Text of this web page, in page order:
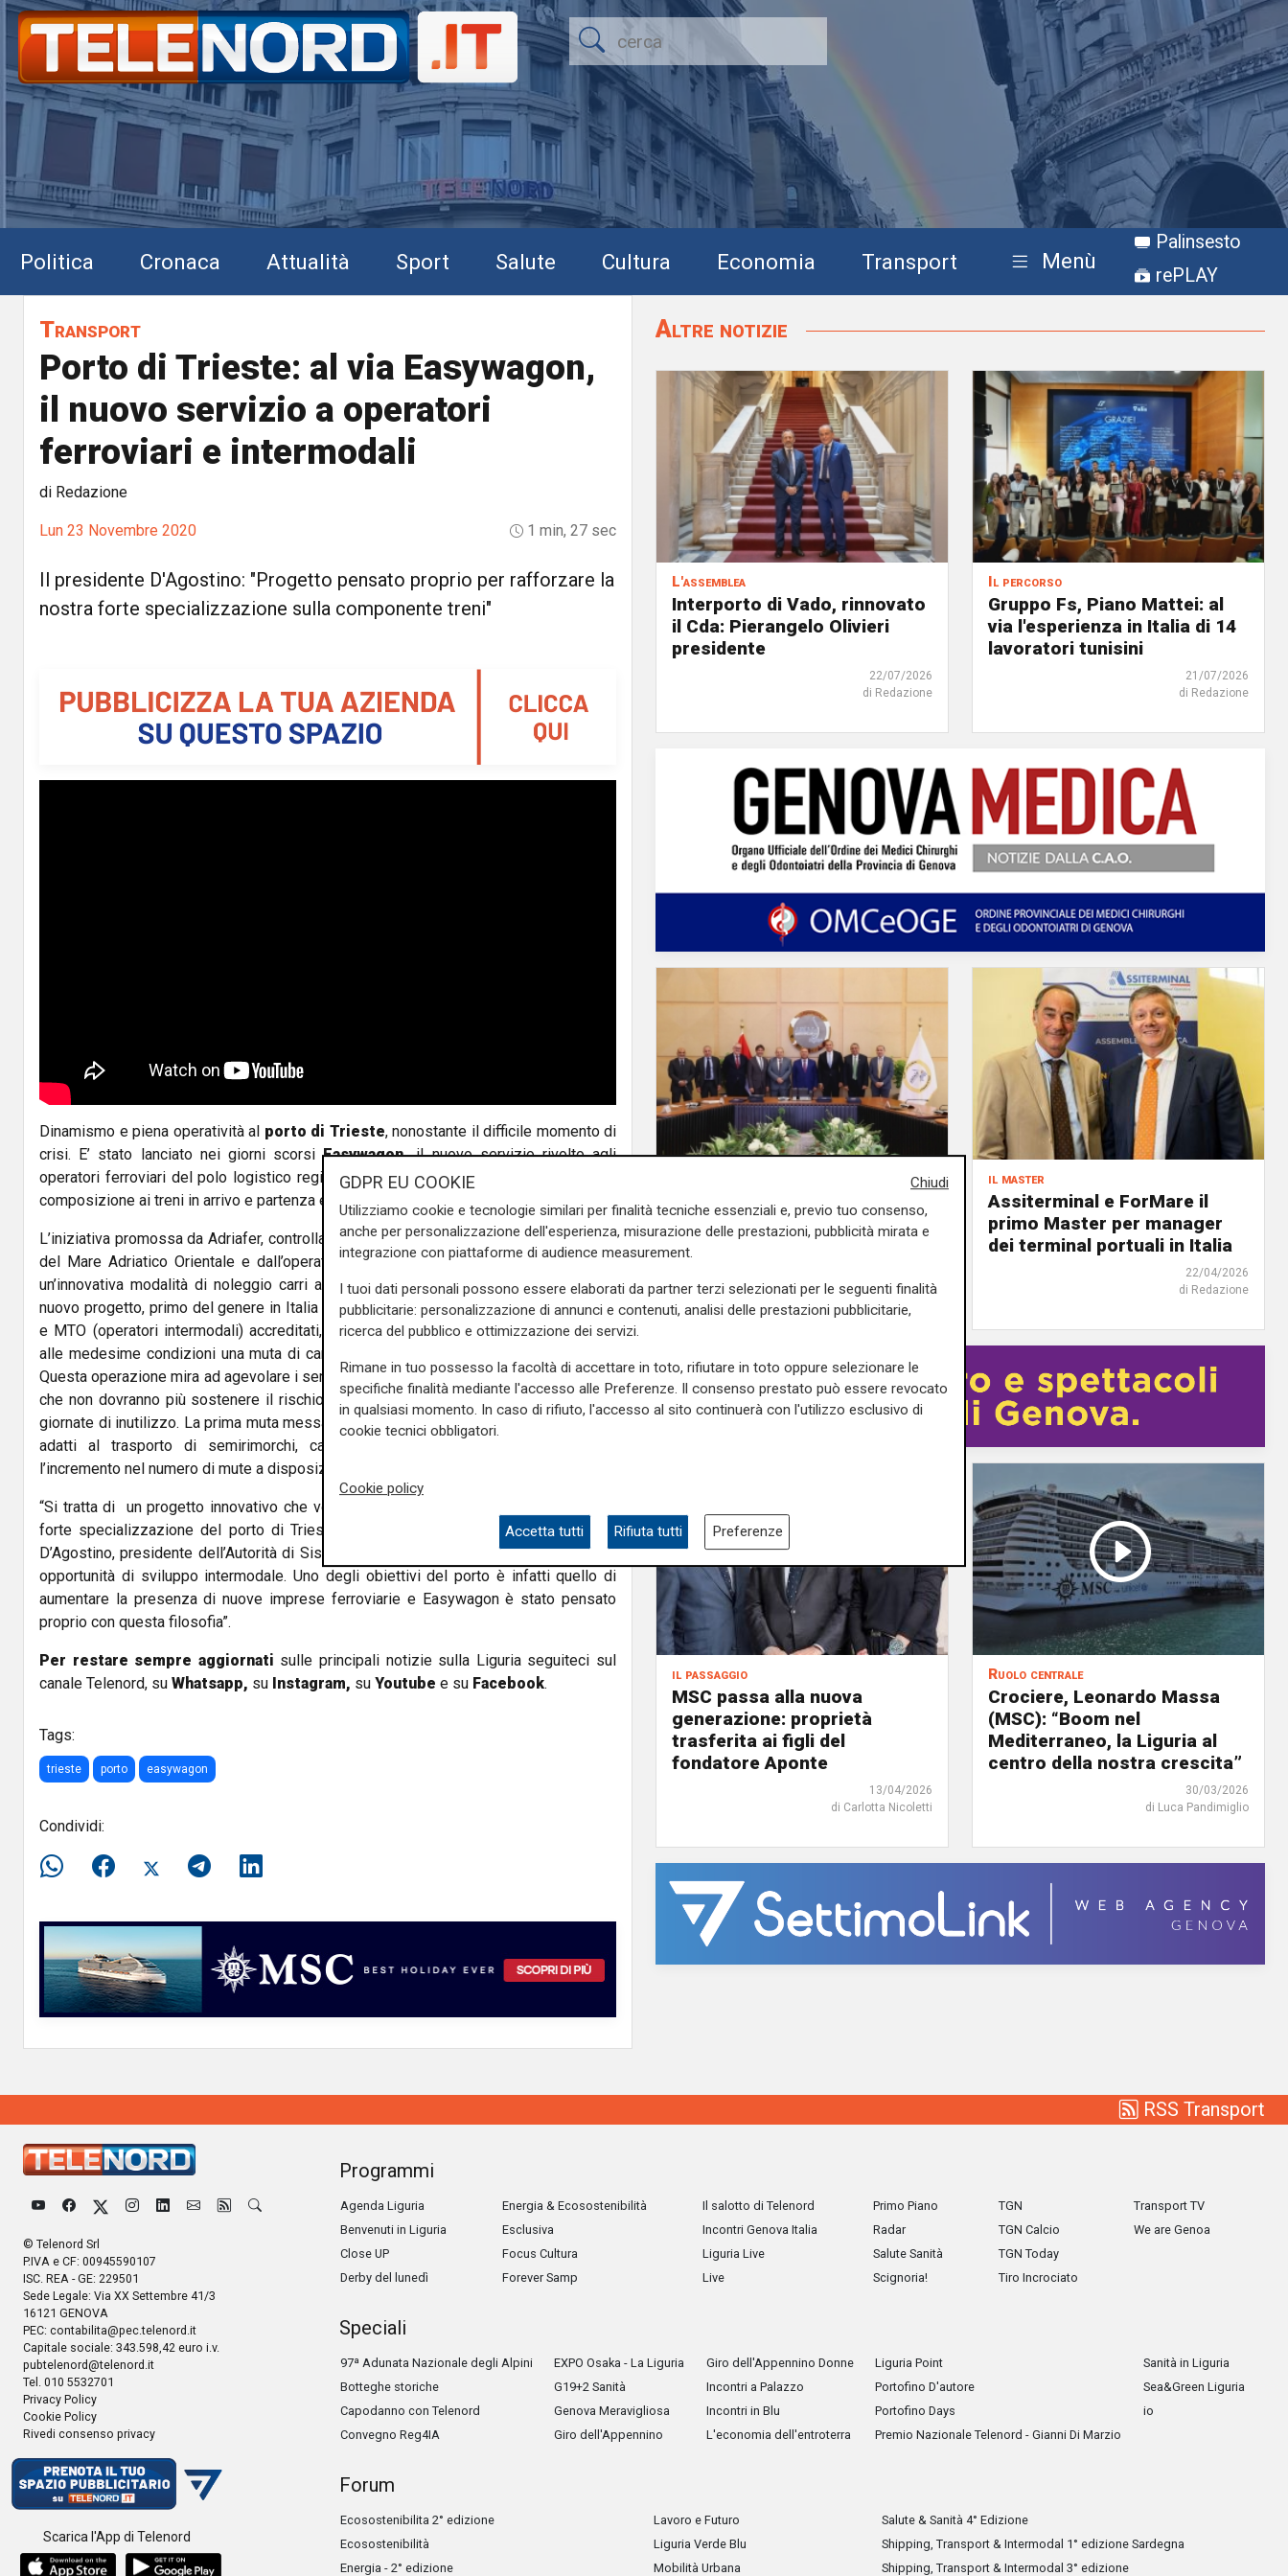
Politica Cronaca Attualità Sport Salute Cultura Economia Transport Menù
Palinsesto
rePLAY
Transport
Porto di Trieste: al via Easywagon,
il nuovo servizio a operatori
ferroviari e intermodali
di Redazione
Lun 23 Novembre 2020 1 min, 27 sec
Il presidente D'Agostino: "Progetto pensato proprio per rafforzare la
nostra forte specializzazione sulla componente treni"
Dinamismo e piena operatività al porto di Trieste, nonostante il difficile momento di
crisi. E’ stato lanciato nei giorni scorsiEasywagon,il nuovo servizio rivolto agli
operatori ferroviari del polo logistico regionale per semplificare l’utilizzo dei carri in
composizione ai treni in arrivo e partenza e per la realizzazione di nuovi servizi.
L’iniziativa promossa da Adriafer, controllata al 100% dall’Autorità di Sistema Portuale
del Mare Adriatico Orientale e dall’operatore tedesco VTG Rail Europe, consiste in
un’innovativa modalità di noleggio carri a giornata e con breve preavviso. Grazie al
nuovo progetto, primo del genere in Italia in area portuale, tutte le imprese ferroviarie
e MTO (operatori intermodali) accreditati, potranno prenotare in modo trasparente e
alle medesime condizioni una muta di carri solo per le giornate di effettivo utilizzo.
Questa operazione mira ad agevolare i servizi ferroviari in start-up dal porto di Trieste
che non dovranno più sostenere il rischio di un noleggio carri annuale e le eventuali
giornate di inutilizzo. La prima muta messa a disposizione è composta da carri “twin”,
adatti al trasporto di semirimorchi, casse mobili e container, ma è previsto
l’incremento nel numero di mute a disposizione anche con carri di diversa tipologia.
“Si tratta di un progetto innovativo che vede ulteriormente sostenuta e rafforzata la
forte specializzazione del porto di Trieste sulla componente treni - spiega Zeno
D’Agostino, presidente dell’Autorità di Sistema Portuale - e che porta a creare nuove
opportunità di sviluppo intermodale. Uno degli obiettivi del porto è infatti quello di
aumentare la presenza di nuove imprese ferroviarie e Easywagon è stato pensato
proprio con questa filosofia”.
Per restare sempre aggiornati sulle principali notizie sulla Liguria seguiteci sul
canale Telenord, su Whatsapp, su Instagram, su Youtube e su Facebook.
Tags:
trieste porto easywagon
Condividi:
Altre notizie
L'assemblea
Interporto di Vado, rinnovato
il Cda: Pierangelo Olivieri
presidente
22/07/2026
di Redazione
Il percorso
Gruppo Fs, Piano Mattei: al
via l'esperienza in Italia di 14
lavoratori tunisini
21/07/2026
di Redazione
Egitto, Alstom alla guida di un
consorzio firma contratti da
690 milioni
di Redazione
il master
Assiterminal e ForMare il
primo Master per manager
dei terminal portuali in Italia
22/04/2026
di Redazione
il passaggio
MSC passa alla nuova
generazione: proprietà
trasferita ai figli del
fondatore Aponte
13/04/2026
di Carlotta Nicoletti
Ruolo centrale
Crociere, Leonardo Massa
(MSC): “Boom nel
Mediterraneo, la Liguria al
centro della nostra crescita”
30/03/2026
di Luca Pandimiglio
RSS Transport
© Telenord Srl
P.IVA e CF: 00945590107
ISC. REA - GE: 229501
Sede Legale: Via XX Settembre 41/3
16121 GENOVA
PEC: contabilita@pec.telenord.it
Capitale sociale: 343.598,42 euro i.v.
pubtelenord@telenord.it
Tel. 010 5532701
Privacy Policy
Cookie Policy
Rivedi consenso privacy
Scarica l'App di Telenord
Programmi
Agenda Liguria
Benvenuti in Liguria
Close UP
Derby del lunedì
Energia & Ecosostenibilità
Esclusiva
Focus Cultura
Forever Samp
Il salotto di Telenord
Incontri Genova Italia
Liguria Live
Live
Primo Piano
Radar
Salute Sanità
Scignoria!
TGN
TGN Calcio
TGN Today
Tiro Incrociato
Transport TV
We are Genoa
Speciali
97ª Adunata Nazionale degli Alpini
Botteghe storiche
Capodanno con Telenord
Convegno Reg4IA
EXPO Osaka - La Liguria
G19+2 Sanità
Genova Meravigliosa
Giro dell'Appennino
Giro dell'Appennino Donne
Incontri a Palazzo
Incontri in Blu
L'economia dell'entroterra
Liguria Point
Portofino D'autore
Portofino Days
Premio Nazionale Telenord - Gianni Di Marzio
Sanità in Liguria
Sea&Green Liguria
io
Forum
Ecosostenibilita 2° edizione
Ecosostenibilità
Energia - 2° edizione
Lavoro e Futuro
Liguria Verde Blu
Mobilità Urbana
Salute & Sanità 4° Edizione
Shipping, Transport & Intermodal 1° edizione Sardegna
Shipping, Transport & Intermodal 3° edizione
Chiudi
GDPR EU COOKIE
Utilizziamo cookie e tecnologie similari per finalità tecniche essenziali e, previo tuo consenso,
anche per personalizzazione dell'esperienza, misurazione delle prestazioni, pubblicità mirata e
integrazione con piattaforme di audience measurement.
I tuoi dati personali possono essere elaborati da partner terzi selezionati per le seguenti finalità
pubblicitarie: personalizzazione di annunci e contenuti, analisi delle prestazioni pubblicitarie,
ricerca del pubblico e ottimizzazione dei servizi.
Rimane in tuo possesso la facoltà di accettare in toto, rifiutare in toto oppure selezionare le
specifiche finalità mediante l'accesso alle Preferenze. Il consenso prestato può essere revocato
in qualsiasi momento. In caso di rifiuto, l'accesso al sito continuerà con l'utilizzo esclusivo di
cookie tecnici obbligatori.
Cookie policy
Accetta tutti Rifiuta tutti Preferenze